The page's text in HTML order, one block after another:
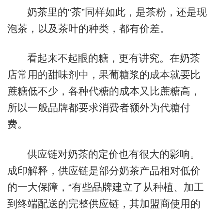
奶茶里的“茶”同样如此，是茶粉，还是现
泡茶，以及茶叶的种类，都有价差。
看起来不起眼的糖，更有讲究。在奶茶
店常用的甜味剂中，果葡糖浆的成本就要比
蔗糖低不少，各种代糖的成本又比蔗糖高，
所以一般品牌都要求消费者额外为代糖付
费。
供应链对奶茶的定价也有很大的影响。
成印解释，供应链是部分奶茶产品相对低价
的一大保障，“有些品牌建立了从种植、加工
到终端配送的完整供应链，其加盟商使用的